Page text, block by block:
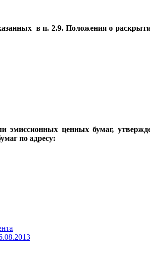
в п. 2.9. Положения о
эмиссионных ценных бумаг,
по адресу: